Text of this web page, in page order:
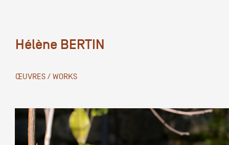
Équipe
Hélène BERTIN
ŒUVRES / WORKS